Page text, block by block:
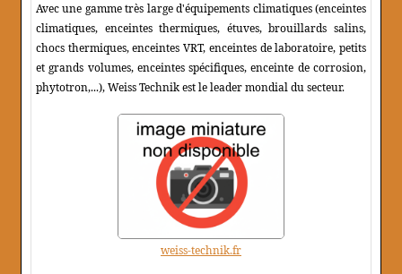
Avec une gamme très large d'équipements climatiques (enceintes
climatiques, enceintes thermiques, étuves, brouillards salins,
chocs thermiques, enceintes VRT, enceintes de laboratoire, petits
et grands volumes, enceintes spécifiques, enceinte de corrosion,
phytotron,...), Weiss Technik est le leader mondial du secteur.
weiss-technik.fr